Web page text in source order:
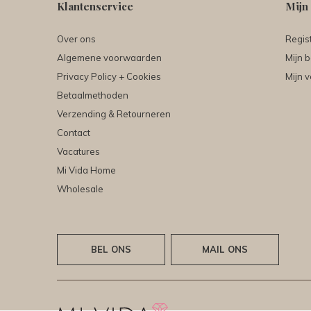
Klantenservice
Over ons
Algemene voorwaarden
Privacy Policy + Cookies
Betaalmethoden
Verzending & Retourneren
Contact
Vacatures
Mi Vida Home
Wholesale
Mijn
Mijn
Mijn
BEL ONS MAIL ONS